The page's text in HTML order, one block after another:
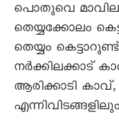
പൊതുവെ
തെയ്യക്കോലം
തെയ്യം
നർക്കിലക്കാട്
ആരിക്കാടി